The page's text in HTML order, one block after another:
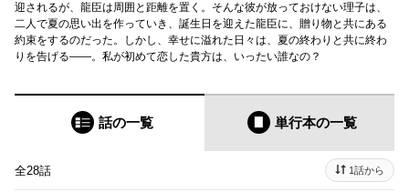
迎されるが、龍臣は周囲と距離を置く。そんな彼が放っておけない理子は、
二人で夏の思い出を作っていき、誕生日を迎えた龍臣に、贈り物と共にある
約束をするのだった。しかし、幸せに溢れた日々は、夏の終わりと共に終わ
りを告げる――。私が初めて恋した貴方は、いったい誰なの？
話の一覧 単行本の一覧
全28話 1話から